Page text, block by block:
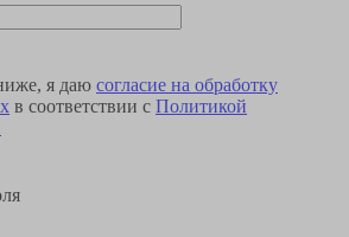
я даю согласие на обработку
в соответствии с Политикой